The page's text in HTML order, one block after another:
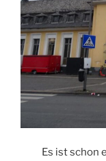
Es ist schon